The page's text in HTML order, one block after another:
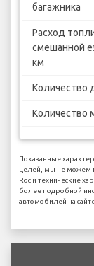
багажника
Расход
смешанной
км
Количество
Количество
Показанные
целей, мы не можем
Roc и технические
более подробной
автомобилей на